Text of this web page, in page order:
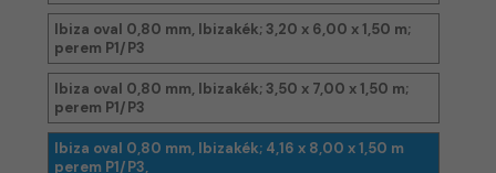
Ibiza oval 0,80 mm, Ibizakék; 3,20 x 6,00 x 1,50 m;
perem P1/P3
Ibiza oval 0,80 mm, Ibizakék; 3,50 x 7,00 x 1,50 m;
perem P1/P3
Ibiza oval 0,80 mm, Ibizakék; 4,16 x 8,00 x 1,50 m
perem P1/P3,